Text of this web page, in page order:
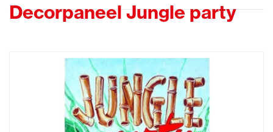
Decorpaneel Jungle party